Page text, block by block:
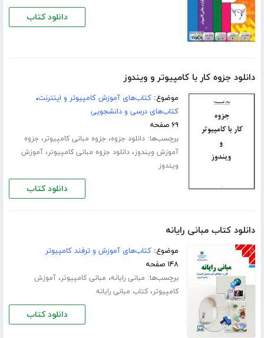
دانلود کتاب
دانلود جزوه کار با کامپیوتر و ویندوز
موضوع:کتاب‌های آموزش کامپیوتر و اینترنت،
کتاب‌های درسی و دانشجویی
۶۹ صفحه
برچسب‌ها:دانلود جزوه، جزوه مبانی کامپیوتر، جزوه
آموزش ویندوز،دانلود جزوه مبانی کامپیوتر،آموزش
ویندوز
دانلود کتاب
دانلود کتاب مبانی رایانه
موضوع:کتاب‌های آموزش و ترفند کامپیوتر
۱۴۸ صفحه
برچسب‌ها: مبانی رایانه، مبانی کامپیوتر،آموزش
کامپیوتر،کتاب مبانی رایانه
دانلود کتاب